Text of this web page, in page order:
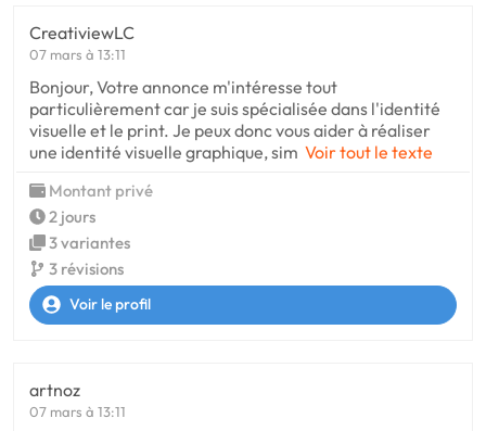
CreativiewLC
07 mars à 13:11
Bonjour, Votre annonce m'intéresse tout
particulièrement car je suis spécialisée dans l'identité
visuelle et le print. Je peux donc vous aider à réaliser
une identité visuelle graphique, sim Voir tout le texte
Montant privé
2 jours
3 variantes
3 révisions
Voir le profil
artnoz
07 mars à 13:11